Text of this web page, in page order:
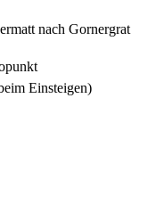
nach Gornergrat
Einsteigen)